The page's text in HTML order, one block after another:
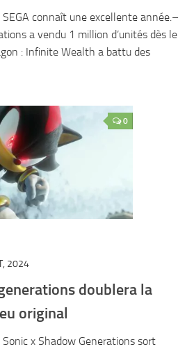
connaît une excellente année.–
a vendu 1 million d’unités dès le
: Infinite Wealth a battu des
0
2024
doublera la
original
x Shadow Generations sort